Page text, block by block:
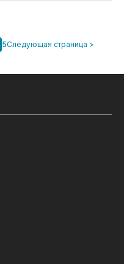
5Следующая страница >